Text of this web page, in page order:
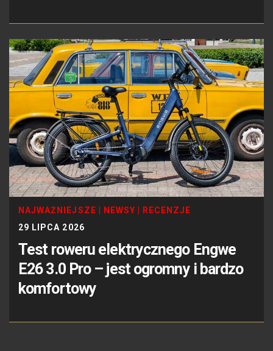
NAJWAŻNIEJSZE NEWSY
RECENZJE
29 LIPCA 2026
Test roweru elektrycznego Engwe
E26 3.0 Pro – jest ogromny i bardzo
komfortowy